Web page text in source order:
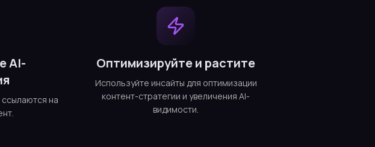
AI-
на
Оптимизируйте и растите
Используйте инсайты для оптимизации
контент-стратегии и увеличения AI-
видимости.